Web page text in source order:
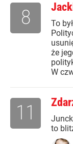
To
że
W
8
to
11